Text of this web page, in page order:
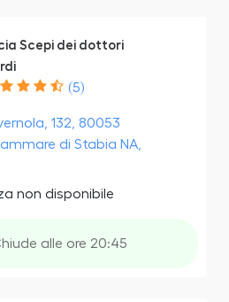
Scepi dei dottori
(5)
132, 80053
di Stabia NA,
non disponibile
alle ore 20:45